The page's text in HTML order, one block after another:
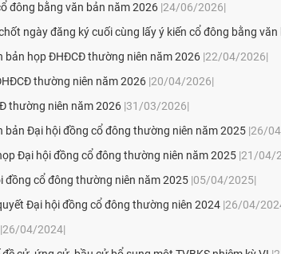
đông bằng văn bản năm 2026 |24/06/2026|
ngày đăng ký cuối cùng lấy ý kiến cổ đông bằng văn
bản họp ĐHĐCĐ thường niên năm 2026 |22/04/2026|
thường niên năm 2026 |20/04/2026|
thường niên năm 2026 |31/03/2026|
bản Đại hội đồng cổ đông thường niên năm 2025 |26/
Đại hội đồng cổ đông thường niên năm 2025 |21/04/
đồng cổ đông thường niên năm 2025 |05/04/2025|
Đại hội đồng cổ đông thường niên 2024 |26/04/
|26/04/2024|